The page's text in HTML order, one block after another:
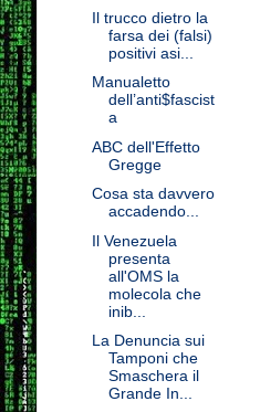
Il trucco dietro la
farsa dei (falsi)
positivi asi...
Manualetto
dell’anti$fascist
a
ABC dell'Effetto
Gregge
Cosa sta davvero
accadendo...
Il Venezuela
presenta
all'OMS la
molecola che
inib...
La Denuncia sui
Tamponi che
Smaschera il
Grande In...